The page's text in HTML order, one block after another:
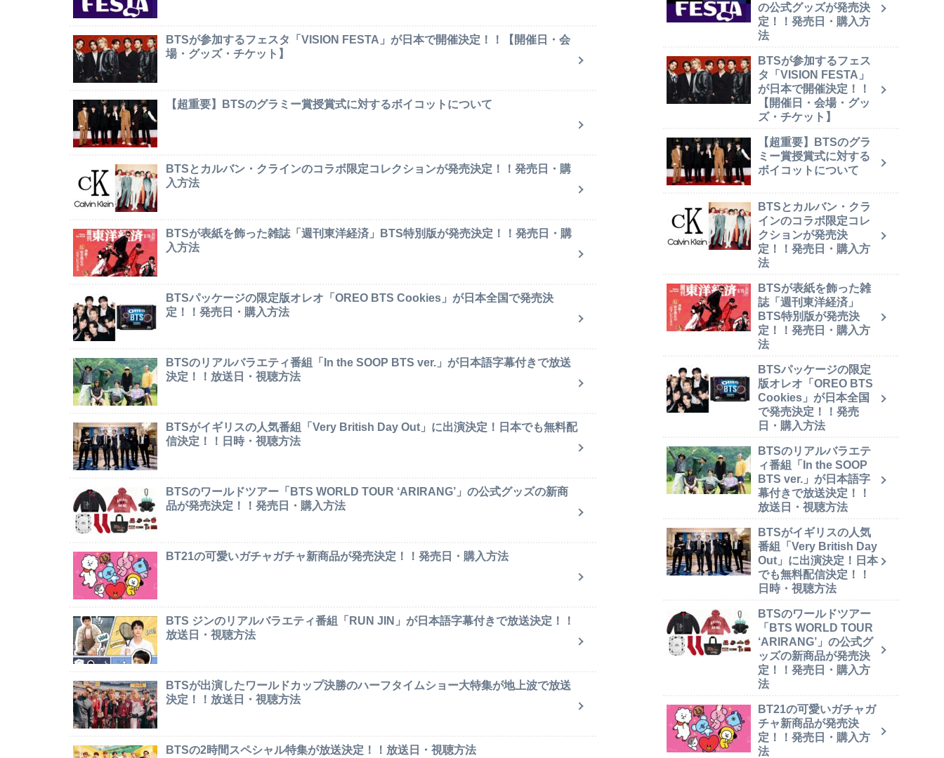
BTSが参加するフェスタ「VISION FESTA」が日本で開催決定！！【開催日・会
場・グッズ・チケット】
【超重要】BTSのグラミー賞授賞式に対するボイコットについて
BTSとカルバン・クラインのコラボ限定コレクションが発売決定！！発売日・購
入方法
BTSが表紙を飾った雑誌「週刊東洋経済」BTS特別版が発売決定！！発売日・購
入方法
BTSパッケージの限定版オレオ「OREO BTS Cookies」が日本全国で発売決
定！！発売日・購入方法
BTSのリアルバラエティ番組「In the SOOP BTS ver.」が日本語字幕付きで放送
決定！！放送日・視聴方法
BTSがイギリスの人気番組「Very British Day Out」に出演決定！日本でも無料配
信決定！！日時・視聴方法
BTSのワールドツアー「BTS WORLD TOUR ‘ARIRANG’」の公式グッズの新商
品が発売決定！！発売日・購入方法
BT21の可愛いガチャガチャ新商品が発売決定！！発売日・購入方法
BTS ジンのリアルバラエティ番組「RUN JIN」が日本語字幕付きで放送決定！！
放送日・視聴方法
BTSが出演したワールドカップ決勝のハーフタイムショー大特集が地上波で放送
決定！！放送日・視聴方法
BTSの2時間スペシャル特集が放送決定！！放送日・視聴方法
の公式グッズが発売決
定！！発売日・購入方
法
BTSが参加するフェス
タ「VISION FESTA」
が日本で開催決定！！
【開催日・会場・グッ
ズ・チケット】
【超重要】BTSのグラ
ミー賞授賞式に対する
ボイコットについて
BTSとカルバン・クラ
インのコラボ限定コレ
クションが発売決
定！！発売日・購入方
法
BTSが表紙を飾った雑
誌「週刊東洋経済」
BTS特別版が発売決
定！！発売日・購入方
法
BTSパッケージの限定
版オレオ「OREO BTS
Cookies」が日本全国
で発売決定！！発売
日・購入方法
BTSのリアルバラエテ
ィ番組「In the SOOP
BTS ver.」が日本語字
幕付きで放送決定！！
放送日・視聴方法
BTSがイギリスの人気
番組「Very British Day
Out」に出演決定！日本
でも無料配信決定！！
日時・視聴方法
BTSのワールドツアー
「BTS WORLD TOUR
‘ARIRANG’」の公式グ
ッズの新商品が発売決
定！！発売日・購入方
法
BT21の可愛いガチャガ
チャ新商品が発売決
定！！発売日・購入方
法